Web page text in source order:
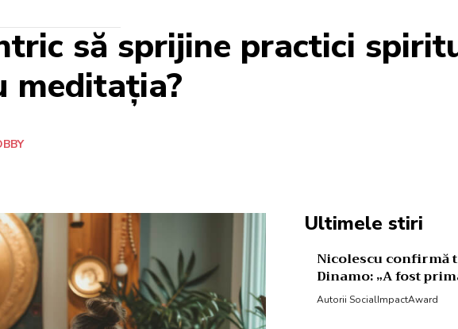
să sprijine practici
meditația?
Ultimele stiri
Nicolescu confirmă
Dinamo: „A fost
Autorii SocialImpactAward